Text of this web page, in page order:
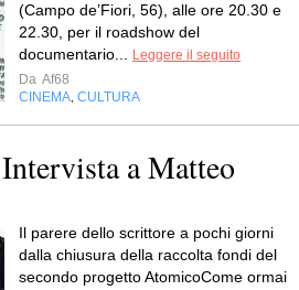
(Campo de’Fiori, 56), alle ore 20.30 e
22.30, per il roadshow del
documentario...
Leggere il seguito
Da Af68
CINEMA CULTURA
a Matteo
Il parere dello scrittore a pochi giorni
dalla chiusura della raccolta fondi del
secondo progetto AtomicoCome ormai